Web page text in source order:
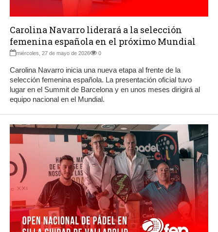
Carolina Navarro liderará a la selección
femenina española en el próximo Mundial
miércoles, 27 de mayo de 2026 0
Carolina Navarro inicia una nueva etapa al frente de la
selección femenina española. La presentación oficial tuvo
lugar en el Summit de Barcelona y en unos meses dirigirá al
equipo nacional en el Mundial.